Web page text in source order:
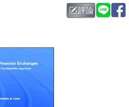
父親節 、 如果歷
暑期推薦 、 國際布克
偉大的迷走神經
評論